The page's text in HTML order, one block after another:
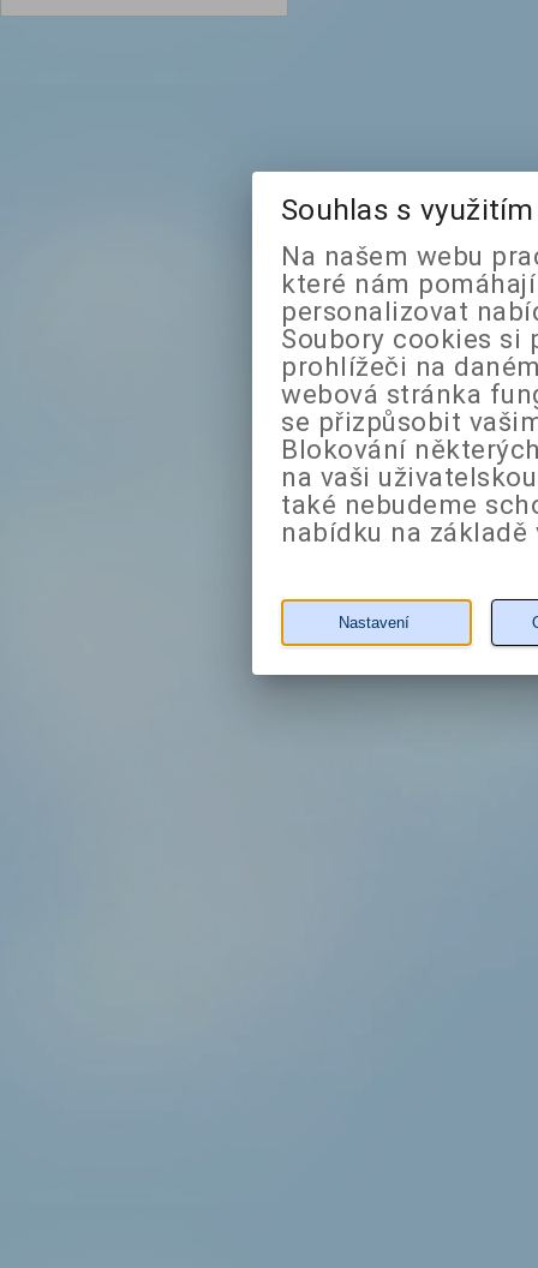
Souhlas s
Na našem webu
které nám
personalizovat
Soubory cookies si
prohlížeči na
webová stránka
se přizpůsobit
Blokování
na vaši
také nebudeme
nabídku na
Nastavení